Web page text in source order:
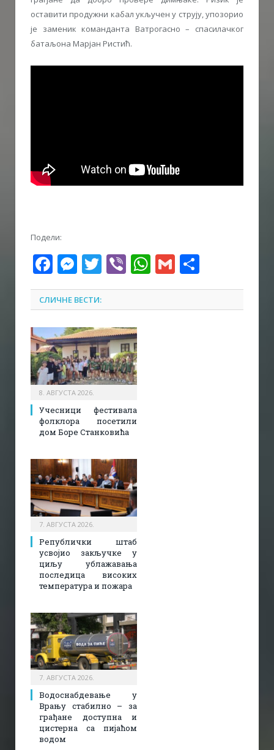
оставити продужни кабал укључен у струју, упозорио
је заменик команданта Ватрогасно – спасилачког
батаљона Марјан Ристић.
Подели:
Facebook
Messenger
Twitter
ViberWhatsApp
Gmail
СЛИЧНЕ ВЕСТИ:
8. АВГУСТА 2026.
Учесници фестивала
фолклора посетили
дом Боре Станковића
7. АВГУСТА 2026.
Републички штаб
усвојио закључке у
циљу ублажавања
последица високих
температура и пожара​
7. АВГУСТА 2026.
Водоснабдевање у
Врању стабилно – за
грађане доступна и
цистерна са пијаћом
водом